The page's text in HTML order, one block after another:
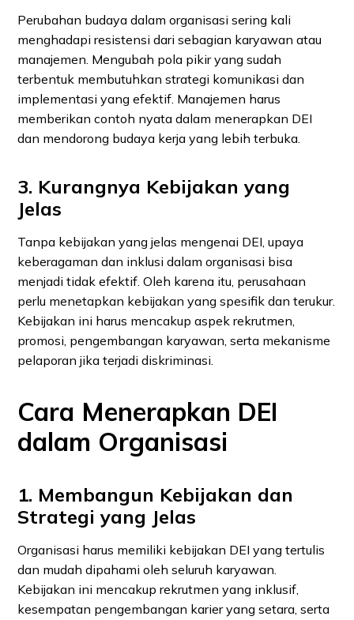
Perubahan budaya dalam organisasi sering kali
menghadapi resistensi dari sebagian karyawan atau
manajemen. Mengubah pola pikir yang sudah
terbentuk membutuhkan strategi komunikasi dan
implementasi yang efektif. Manajemen harus
memberikan contoh nyata dalam menerapkan DEI
dan mendorong budaya kerja yang lebih terbuka.
3. Kurangnya Kebijakan yang
Jelas
Tanpa kebijakan yang jelas mengenai DEI, upaya
keberagaman dan inklusi dalam organisasi bisa
menjadi tidak efektif. Oleh karena itu, perusahaan
perlu menetapkan kebijakan yang spesifik dan terukur.
Kebijakan ini harus mencakup aspek rekrutmen,
promosi, pengembangan karyawan, serta mekanisme
pelaporan jika terjadi diskriminasi.
Cara Menerapkan DEI
dalam Organisasi
1. Membangun Kebijakan dan
Strategi yang Jelas
Organisasi harus memiliki kebijakan DEI yang tertulis
dan mudah dipahami oleh seluruh karyawan.
Kebijakan ini mencakup rekrutmen yang inklusif,
kesempatan pengembangan karier yang setara, serta